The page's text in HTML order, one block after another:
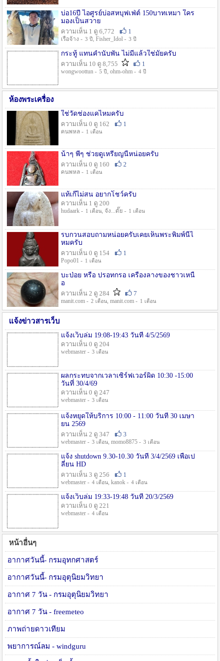
บ่อ16ปี ไอศูรย์บ่อสหบุฟเฟ่ต์ 150บาทเหมา ใคร
มองเป็นสวาย
ความเห็น 1 ดู 6,772
1
เรือจ้าง - 3 ปี , Fisher_Idol - 3 ปี
กระทู้ แทนคำนับพัน ไม่มีแล้วใช่มั๊ยครับ
ความเห็น 10 ดู 8,755
1
wongwoottun - 5 ปี , ohm-ohm - 4 ปี
ห้องพระเครื่อง
ใช่วัดช่องแคไหมครับ
ความเห็น 0 ดู 162
1
คนพหล - 1 เดือน
น้าๆ พี่ๆ ช่วยดูเหรียญนี้หน่อยครับ
ความเห็น 0 ดู 160
2
คนพหล - 1 เดือน
แท้เก๊ไม่สน อยากโชว์ครับ
ความเห็น 1 ดู 200
hudaark - 1 เดือน, จัง...ดั๊ย - 1 เดือน
รบกวนสอบถามหน่อยครับเคยเห็นพระพิมพ์นี้ไ
หมครับ
ความเห็น 0 ดู 154
1
Popo01 - 1 เดือน
บะป่อย หรือ ปรอทกรอ เครื่องลางของชาวเหนื
อ
ความเห็น 2 ดู 284
7
manit.com - 2 เดือน, manit.com - 1 เดือน
แจ้งข่าวสารเว็บ
แจ้งเว็บล่ม 19:08-19:43 วันที่ 4/5/2569
ความเห็น 0 ดู 204
webmaster - 3 เดือน
ผลกระทบจากเวลาเซิร์ฟเวอร์ผิด 10:30 -15:00
วันที่ 30/4/69
ความเห็น 0 ดู 247
webmaster - 3 เดือน
แจ้งหยุดให้บริการ 10:00 - 11:00 วันที่ 30 เมษา
ยน 2569
ความเห็น 2 ดู 347
3
webmaster - 3 เดือน, momo8875 - 3 เดือน
แจ้ง shutdown 9.30-10.30 วันที่ 3/4/2569 เพื่อเป
ลี่ยน HD
ความเห็น 3 ดู 256
1
webmaster - 4 เดือน, kanok - 4 เดือน
แจ้งเว็บล่ม 19:33-19:48 วันที่ 20/3/2569
ความเห็น 0 ดู 221
webmaster - 4 เดือน
หน้าอื่นๆ
อากาศวันนี้- กรมอุทกศาสตร์
อากาศวันนี้- กรมอุตุนิยมวิทยา
อากาศ 7 วัน - กรมอุตุนิยมวิทยา
อากาศ 7 วัน - freemeteo
ภาพถ่ายดาวเทียม
พยาการณ์ลม - windguru